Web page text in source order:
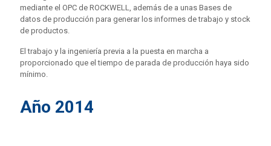
mediante el OPC de ROCKWELL, además de a unas Bases de
datos de producción para generar los informes de trabajo y stock
de productos.
El trabajo y la ingeniería previa a la puesta en marcha a
proporcionado que el tiempo de parada de producción haya sido
mínimo.
Año 2014